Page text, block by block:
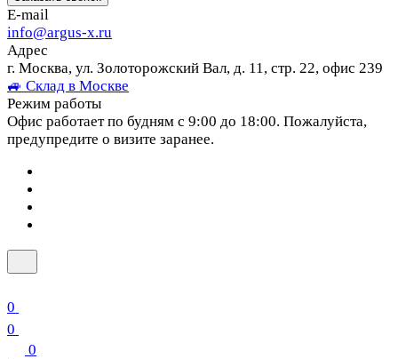
E-mail
info@argus-x.ru
Адрес
г. Москва, ул. Золоторожский Вал, д. 11, стр. 22, офис 239
🚙 Склад в Москве
Режим работы
Офис работает по будням с 9:00 до 18:00. Пожалуйста,
предупредите о визите заранее.
0
0
0